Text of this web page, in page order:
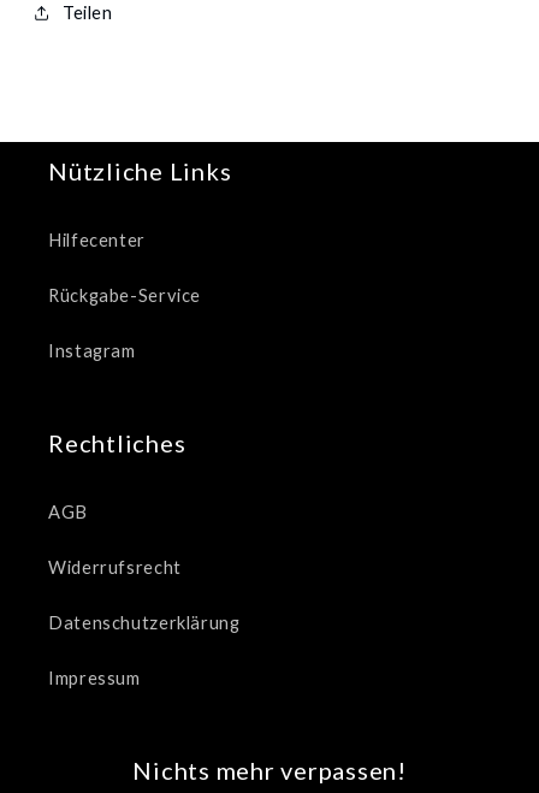
Teilen
Nützliche Links
Hilfecenter
Rückgabe-Service
Instagram
Rechtliches
AGB
Widerrufsrecht
Datenschutzerklärung
Impressum
Nichts mehr verpassen!